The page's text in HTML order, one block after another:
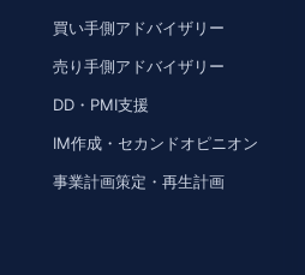
買い手側アドバイザリー
売り手側アドバイザリー
DD・PMI支援
IM作成・セカンドオピニオン
事業計画策定・再生計画